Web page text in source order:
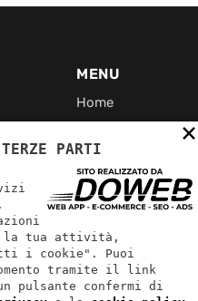
MENU
Home
Contatti
×
PARTI
la tua attività,
i cookie". Puoi
tramite il link
pulsante confermi di